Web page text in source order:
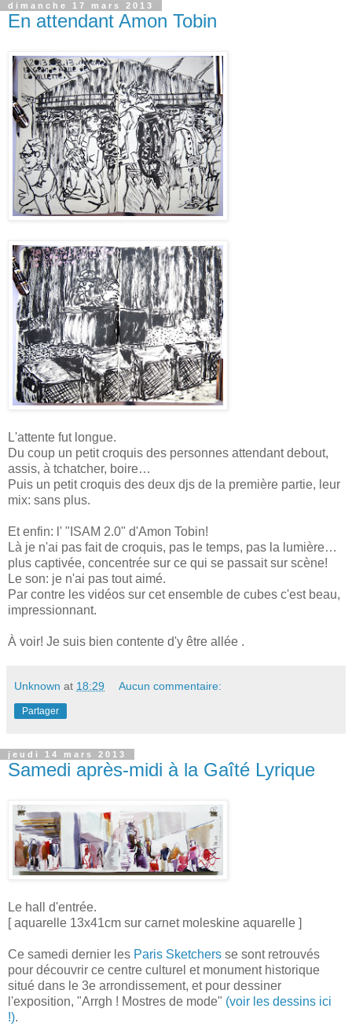
dimanche 17 mars 2013
En attendant Amon Tobin
L'attente fut longue.
Du coup un petit croquis des personnes attendant debout,
assis, à tchatcher, boire…
Puis un petit croquis des deux djs de la première partie, leur
mix: sans plus.
Et enfin: l' "ISAM 2.0" d'Amon Tobin!
Là je n'ai pas fait de croquis, pas le temps, pas la lumière…
plus captivée, concentrée sur ce qui se passait sur scène!
Le son: je n'ai pas tout aimé.
Par contre les vidéos sur cet ensemble de cubes c'est beau,
impressionnant.
À voir! Je suis bien contente d'y être allée .
Unknown at 18:29 Aucun commentaire:
Partager
jeudi 14 mars 2013
Samedi après-midi à la Gaîté Lyrique
Le hall d'entrée.
[ aquarelle 13x41cm sur carnet moleskine aquarelle ]
Ce samedi dernier les Paris Sketchers se sont retrouvés
pour découvrir ce centre culturel et monument historique
situé dans le 3e arrondissement, et pour dessiner
l'exposition, "Arrgh ! Mostres de mode" (voir les dessins ici
!).